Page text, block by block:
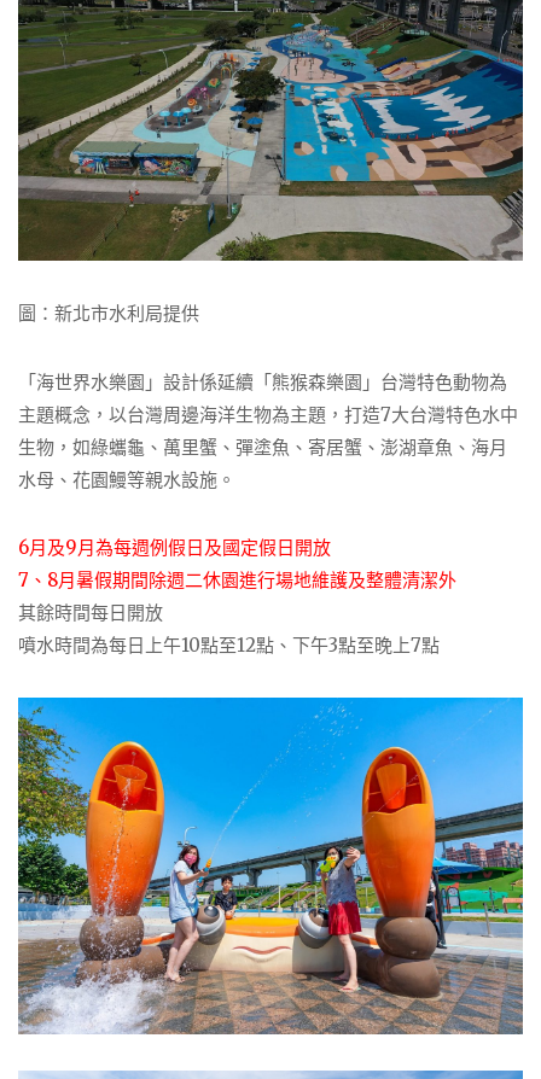
圖：新北市水利局提供
「海世界水樂園」設計係延續「熊猴森樂園」台灣特色動物為
主題概念，以台灣周邊海洋生物為主題，打造7大台灣特色水中
生物，如綠蠵龜、萬里蟹、彈塗魚、寄居蟹、澎湖章魚、海月
水母、花園鰻等親水設施。
6月及9月為每週例假日及國定假日開放
7、8月暑假期間除週二休園進行場地維護及整體清潔外
其餘時間每日開放
噴水時間為每日上午10點至12點、下午3點至晚上7點